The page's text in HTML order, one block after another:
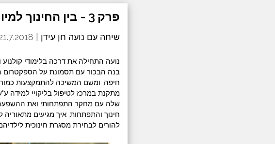
פרק 3 - בין החינוך למיוחד
שיחה עם נועה חן עידן |
נועה התחילה את דרכה בלימודי
בנה הבכור עם תסמונת על הספקטרום
חיפה, ומשם המשיכה להתמקצעות
מתקנת במרכז לטיפול בליקויי למידה
שלה עם מחקר התפתחותי ואת ההשפעה
חינוך והתפתחות, איך מגיעים
להורים לבחירת מסגרת חינוכית